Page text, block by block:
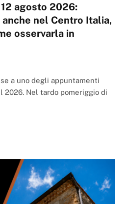
agosto 2026:
nel Centro Italia,
osservarla in
a uno degli appuntamenti
2026. Nel tardo pomeriggio di